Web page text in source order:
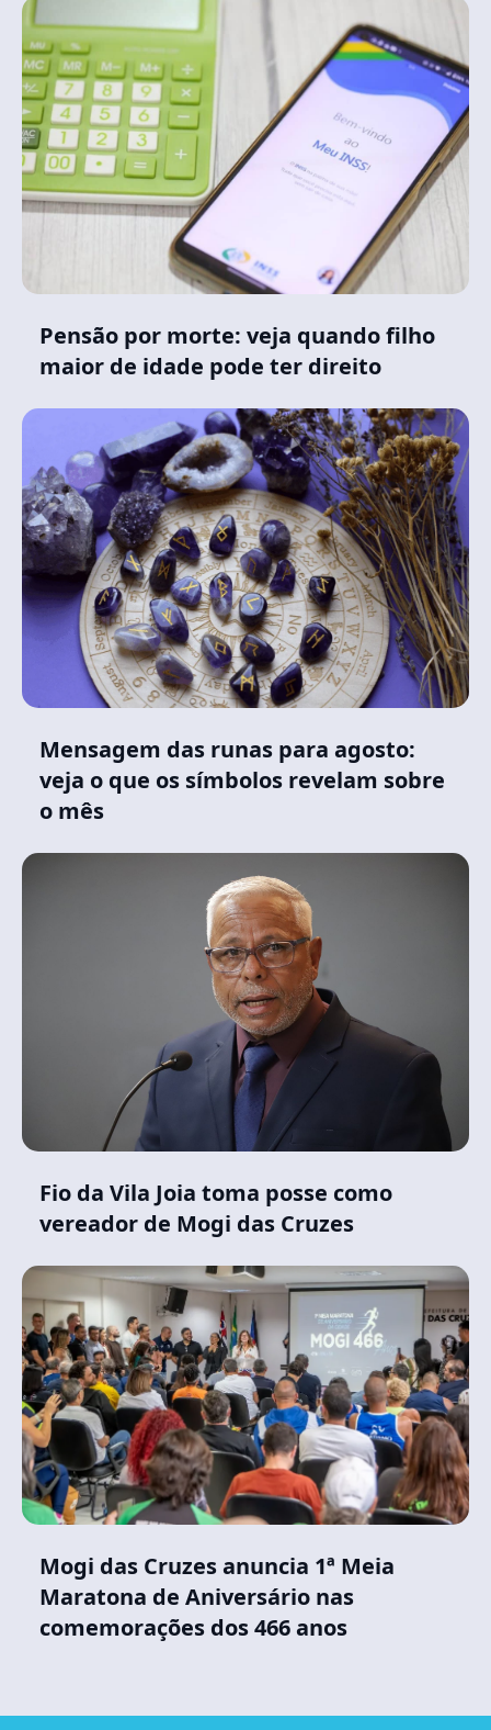
Pensão por morte: veja quando filho
maior de idade pode ter direito
Mensagem das runas para agosto:
veja o que os símbolos revelam sobre
o mês
Fio da Vila Joia toma posse como
vereador de Mogi das Cruzes
Mogi das Cruzes anuncia 1ª Meia
Maratona de Aniversário nas
comemorações dos 466 anos